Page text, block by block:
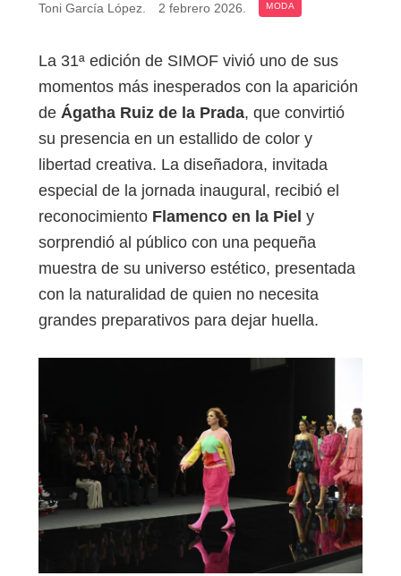
Toni García López. 2 febrero 2026. MODA
La 31ª edición de SIMOF vivió uno de sus
momentos más inesperados con la aparición
de Ágatha Ruiz de la Prada, que convirtió
su presencia en un estallido de color y
libertad creativa. La diseñadora, invitada
especial de la jornada inaugural, recibió el
reconocimiento Flamenco en la Piel y
sorprendió al público con una pequeña
muestra de su universo estético, presentada
con la naturalidad de quien no necesita
grandes preparativos para dejar huella.